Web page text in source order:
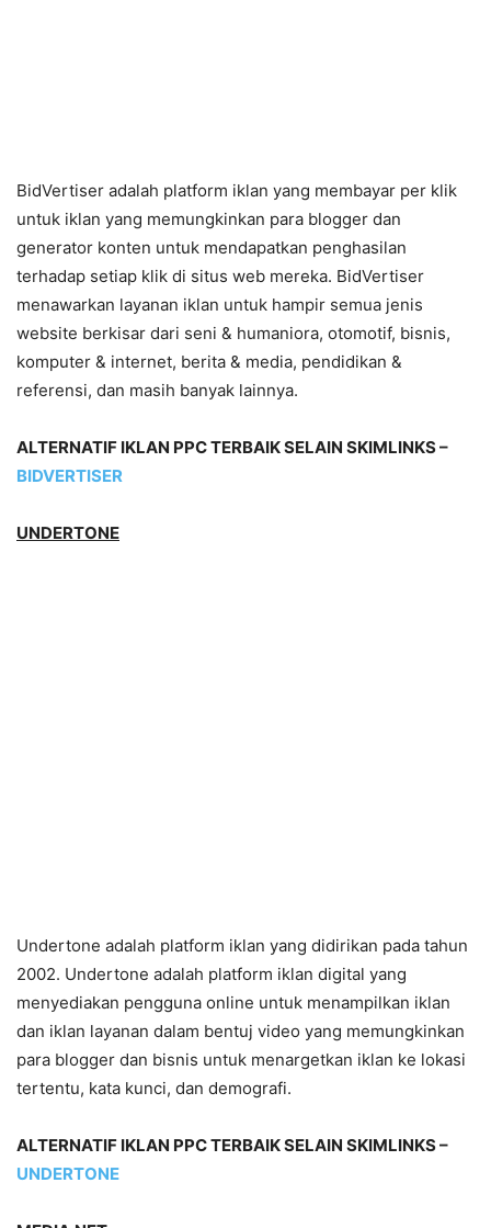
BidVertiser adalah platform iklan yang membayar per klik
untuk iklan yang memungkinkan para blogger dan
generator konten untuk mendapatkan penghasilan
terhadap setiap klik di situs web mereka. BidVertiser
menawarkan layanan iklan untuk hampir semua jenis
website berkisar dari seni & humaniora, otomotif, bisnis,
komputer & internet, berita & media, pendidikan &
referensi, dan masih banyak lainnya.
ALTERNATIF IKLAN PPC TERBAIK SELAIN SKIMLINKS –
BIDVERTISER
UNDERTONE
Undertone adalah platform iklan yang didirikan pada tahun
2002. Undertone adalah platform iklan digital yang
menyediakan pengguna online untuk menampilkan iklan
dan iklan layanan dalam bentuj video yang memungkinkan
para blogger dan bisnis untuk menargetkan iklan ke lokasi
tertentu, kata kunci, dan demografi.
ALTERNATIF IKLAN PPC TERBAIK SELAIN SKIMLINKS –
UNDERTONE